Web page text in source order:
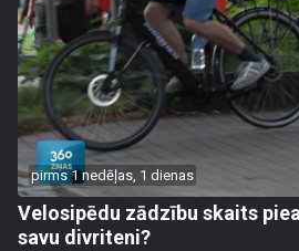
pirms 1 nedēļas, 1 dienas
Velosipēdu zādzību skaits
savu divriteni?